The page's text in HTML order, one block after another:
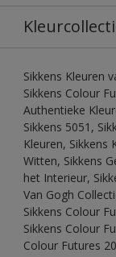
Sikkens Kleuren
Sikkens Colour
Authentieke
Sikkens 5051,
Kleuren, Sikkens
Witten, Sikkens
het Interieur,
Van Gogh
Sikkens Colour
Sikkens Colour
Colour Futures